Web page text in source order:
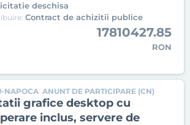
deschisa
Contract de achizitii publice
17810427.85
RON
NAPOCA ANUNT DE PARTICIPARE (CN)
grafice desktop cu
inclus, servere de